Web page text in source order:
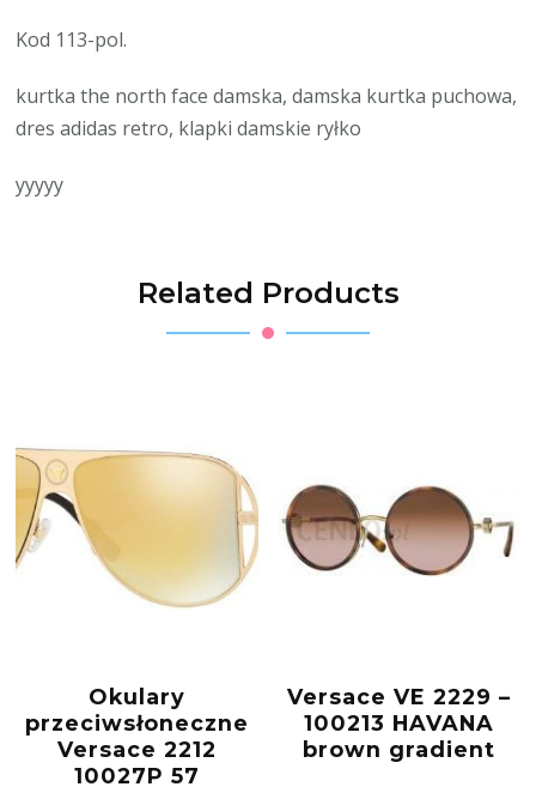
Kod 113-pol.
kurtka the north face damska, damska kurtka puchowa,
dres adidas retro, klapki damskie ryłko
yyyyy
Related Products
Okulary
przeciwsłoneczne
Versace 2212
10027P 57
Versace VE 2229 –
100213 HAVANA
brown gradient